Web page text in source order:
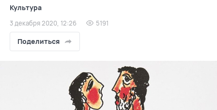
Культура
3 декабря 2020, 12:26 5191
Поделиться